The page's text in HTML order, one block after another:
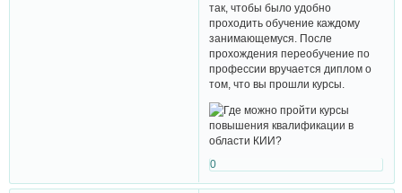
так, чтобы было удобно
проходить обучение каждому
занимающемуся. После
прохождения переобучение по
профессии вручается диплом о
том, что вы прошли курсы.
0